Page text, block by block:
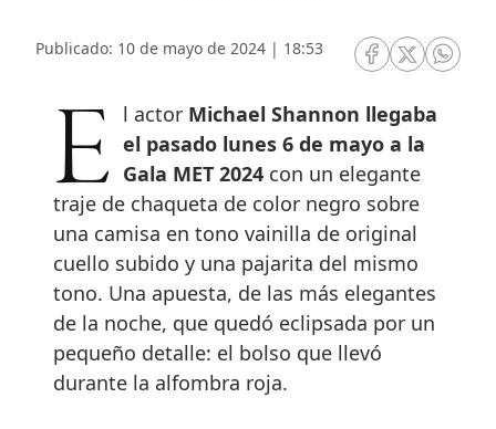
Publicado: 10 de mayo de 2024 | 18:53
RRSS Facebook
RRSSRRSS
El actor Michael Shannon llegaba
el pasado lunes 6 de mayo a la
Gala MET 2024 con un elegante
traje de chaqueta de color negro sobre
una camisa en tono vainilla de original
cuello subido y una pajarita del mismo
tono. Una apuesta, de las más elegantes
de la noche, que quedó eclipsada por un
pequeño detalle: el bolso que llevó
durante la alfombra roja.